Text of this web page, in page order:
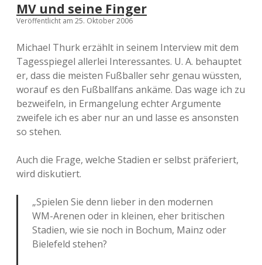
MV und seine Finger
Veröffentlicht am 25. Oktober 2006
Michael Thurk erzählt in seinem Interview mit dem
Tagesspiegel allerlei Interessantes. U. A. behauptet
er, dass die meisten Fußballer sehr genau wüssten,
worauf es den Fußballfans ankäme. Das wage ich zu
bezweifeln, in Ermangelung echter Argumente
zweifele ich es aber nur an und lasse es ansonsten
so stehen.
Auch die Frage, welche Stadien er selbst präferiert,
wird diskutiert.
„Spielen Sie denn lieber in den modernen
WM-Arenen oder in kleinen, eher britischen
Stadien, wie sie noch in Bochum, Mainz oder
Bielefeld stehen?